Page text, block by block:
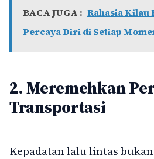
BACA JUGA : Rahasia Kilau
Percaya Diri di Setiap
2. Meremehkan
Transportasi
Kepadatan lalu lintas